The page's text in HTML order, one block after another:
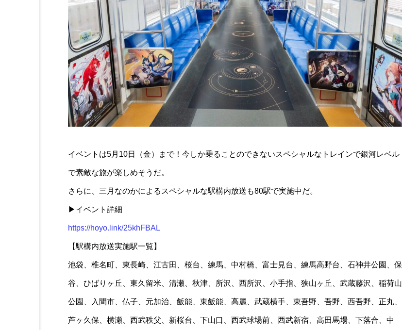
イベントは5月10日（金）まで！今しか乗ることのできないスペシャルなトレインで銀河レベル
で素敵な旅が楽しめそうだ。
さらに、三月なのかによるスペシャルな駅構内放送も80駅で実施中だ。
▶イベント詳細
https://hoyo.link/25khFBAL
【駅構内放送実施駅一覧】
池袋、椎名町、東長崎、江古田、桜台、練馬、中村橋、富士見台、練馬高野台、石神井公園、保
谷、ひばりヶ丘、東久留米、清瀬、秋津、所沢、西所沢、小手指、狭山ヶ丘、武蔵藤沢、稲荷山
公園、入間市、仏子、元加治、飯能、東飯能、高麗、武蔵横手、東吾野、吾野、西吾野、正丸、
芦ヶ久保、横瀬、西武秩父、新桜台、下山口、西武球場前、西武新宿、高田馬場、下落合、中